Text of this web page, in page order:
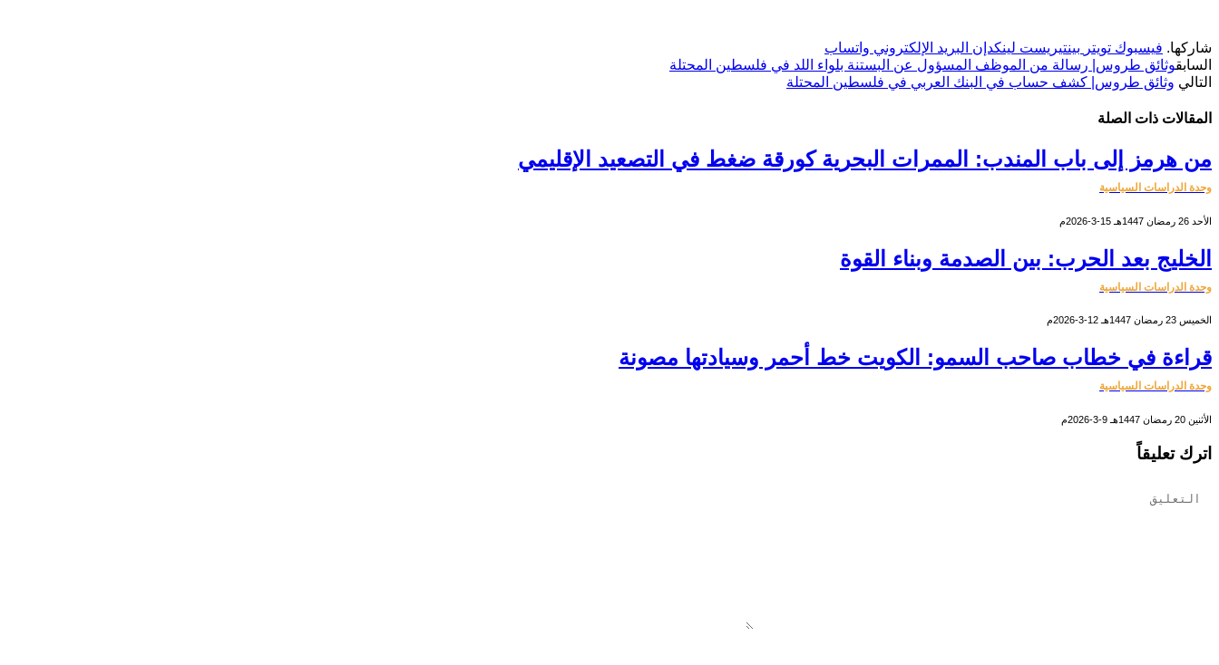
شاركها. فيسبوك تويتر بينتيريست لينكدإن البريد الإلكتروني واتساب
السابقوثائق طروس| رسالة من الموظف المسؤول عن البستنة بلواء اللد في فلسطين المحتلة
التالي وثائق طروس| كشف حساب في البنك العربي في فلسطين المحتلة
المقالات ذات الصلة
من هرمز إلى باب المندب: الممرات البحرية كورقة ضغط في التصعيد الإقليمي
وحدة الدراسات السياسية
الأحد 26 رمضان 1447هـ 15-3-2026م
الخليج بعد الحرب: بين الصدمة وبناء القوة
وحدة الدراسات السياسية
الخميس 23 رمضان 1447هـ 12-3-2026م
قراءة في خطاب صاحب السمو: الكويت خط أحمر وسيادتها مصونة
وحدة الدراسات السياسية
الأثنين 20 رمضان 1447هـ 9-3-2026م
اترك تعليقاً